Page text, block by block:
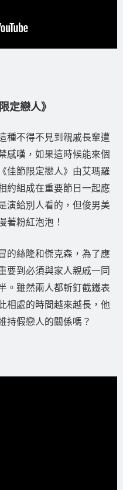
定戀人》
種不得不見到親戚長輩遭
感嘆，如果這時候能來個
佳節限定戀人》由艾瑪羅
約組成在重要節日一起應
演給別人看的，但俊男美
著粉紅泡泡！
的絲隆和傑克森，為了應
要到必須與家人親戚一同
。雖然兩人都斬釘截鐵表
相處的時間越來越長，他
持假戀人的關係嗎？